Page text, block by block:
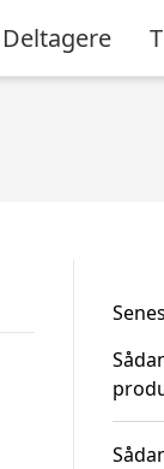
Deltagere